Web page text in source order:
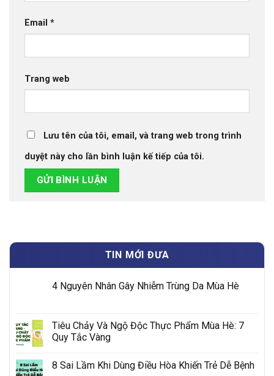
Email *
Trang web
Lưu tên của tôi, email, và trang web trong trình
duyệt này cho lần bình luận kế tiếp của tôi.
TIN MỚI ĐƯA
4 Nguyên Nhân Gây Nhiễm Trùng Da Mùa Hè
Tiêu Chảy Và Ngộ Độc Thực Phẩm Mùa Hè: 7
Quy Tắc Vàng
8 Sai Lầm Khi Dùng Điều Hòa Khiến Trẻ Dễ Bệnh